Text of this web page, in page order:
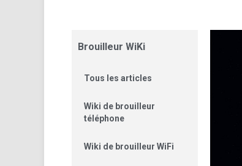
Brouilleur WiKi
Tous les articles
Wiki de brouilleur
téléphone
Wiki de brouilleur WiFi